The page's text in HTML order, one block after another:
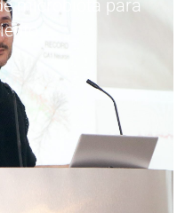
microbiota para